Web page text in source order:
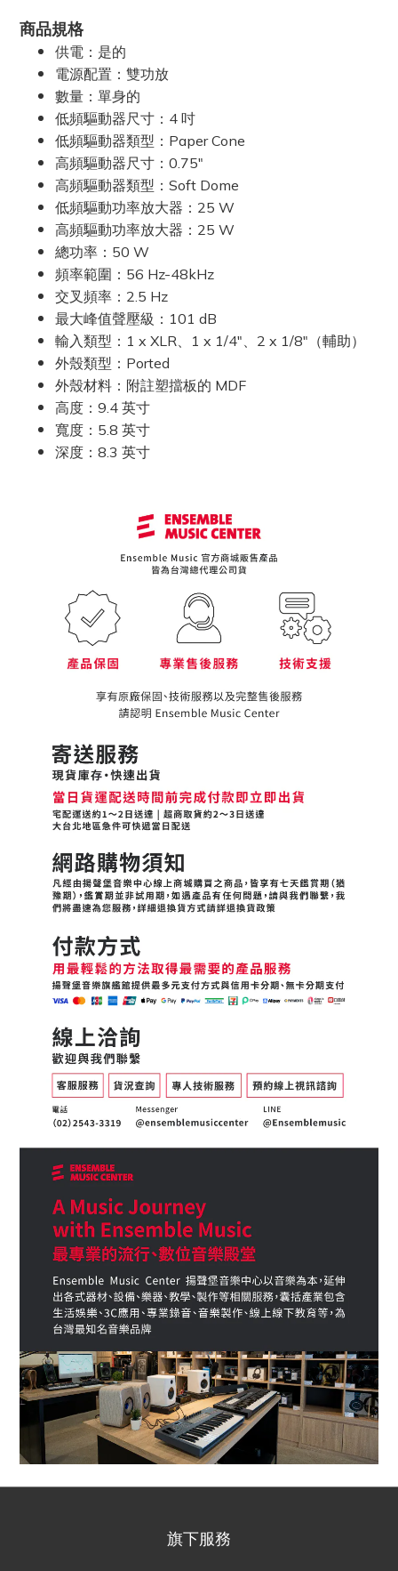
商品規格
供電：是的
電源配置：雙功放
數量：單身的
低頻驅動器尺寸：4 吋
低頻驅動器類型：Paper Cone
高頻驅動器尺寸：0.75"
高頻驅動器類型：Soft Dome
低頻驅動功率放大器：25 W
高頻驅動功率放大器：25 W
總功率：50 W
頻率範圍：56 Hz-48kHz
交叉頻率：2.5 Hz
最大峰值聲壓級：101 dB
輸入類型：1 x XLR、1 x 1/4"、2 x 1/8"（輔助）
外殼類型：Ported
外殼材料：附註塑擋板的 MDF
高度：9.4 英寸
寬度：5.8 英寸
深度：8.3 英寸
旗下服務